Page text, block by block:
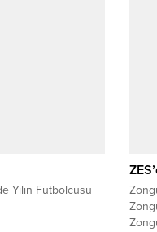
Yılın Futbolcusu